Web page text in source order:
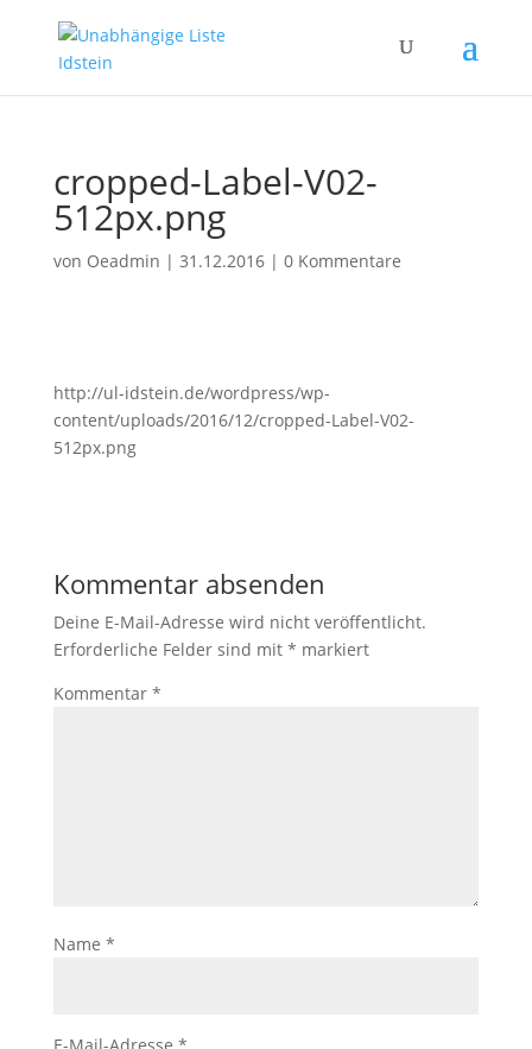
cropped-Label-V02-
512px.png
von Oeadmin | 31.12.2016| 0 Kommentare
http://ul-idstein.de/wordpress/wp-
content/uploads/2016/12/cropped-Label-V02-
512px.png
Kommentar absenden
Deine E-Mail-Adresse wird nicht veröffentlicht.
Erforderliche Felder sind mit * markiert
Kommentar *
Name *